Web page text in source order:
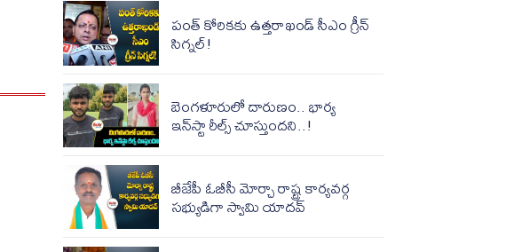
పంత్ కోరికకు ఉత్తరాఖండ్​ సీఎం గ్రీన్
సిగ్నల్!
బెంగళూరులో దారుణం.. భార్య
ఇన్‌స్టా రీల్స్ చూస్తుందని..!
బీజేపీ ఓబీసీ మోర్చా రాష్ట్ర కార్యవర్గ
సభ్యుడిగా స్వామి యాదవ్